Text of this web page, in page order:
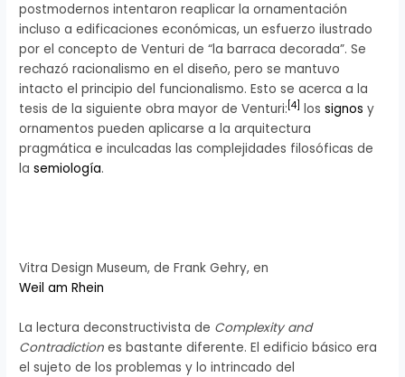
postmodernos intentaron reaplicar la ornamentación
incluso a edificaciones económicas, un esfuerzo ilustrado
por el concepto de Venturi de “la barraca decorada”. Se
rechazó racionalismo en el diseño, pero se mantuvo
intacto el principio del funcionalismo. Esto se acerca a la
tesis de la siguiente obra mayor de Venturi: [4 lossignos y
ornamentos pueden aplicarse a la arquitectura
pragmática e inculcadas las complejidades filosóficas de
lasemiología.
Vitra Design Museum, de Frank Gehry, en
Weil am Rhein
La lectura deconstructivista de Complexity and
Contradiction es bastante diferente. El edificio básico era
el sujeto de los problemas y lo intrincado del